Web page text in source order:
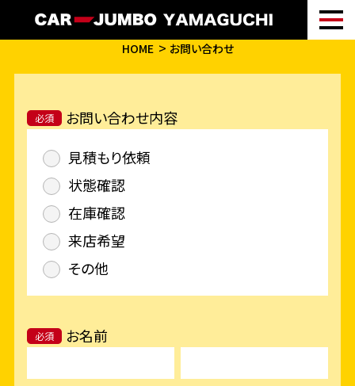
HOME お問い合わせ
必須
お問い合わせ内容
見積もり依頼
状態確認
在庫確認
来店希望
その他
必須 お名前